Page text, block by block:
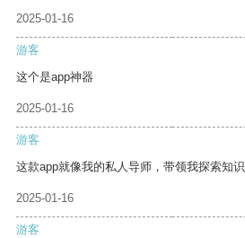
2025-01-16
游客
这个是app神器
2025-01-16
游客
这款app就像我的私人导师，带领我探索知识
2025-01-16
游客